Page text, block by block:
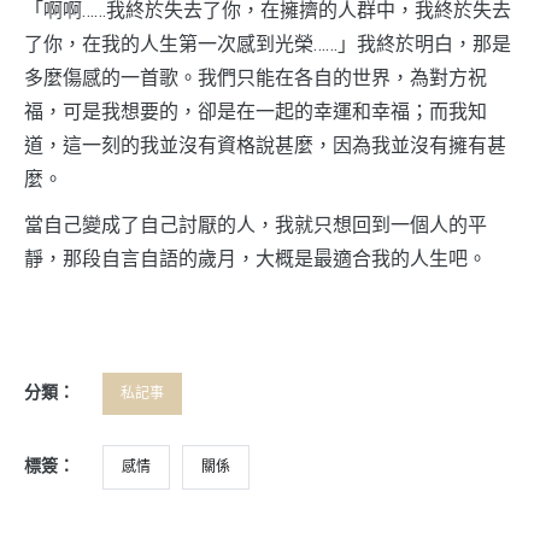
「啊啊……我終於失去了你，在擁擠的人群中，我終於失去
了你，在我的人生第一次感到光榮……」我終於明白，那是
多麼傷感的一首歌。我們只能在各自的世界，為對方祝
福，可是我想要的，卻是在一起的幸運和幸福；而我知
道，這一刻的我並沒有資格說甚麼，因為我並沒有擁有甚
麼。
當自己變成了自己討厭的人，我就只想回到一個人的平
靜，那段自言自語的歲月，大概是最適合我的人生吧。
分類： 私記事
標簽： 感情 關係